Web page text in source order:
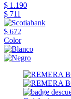
$ 1.190
$ 711
$ 672
Color